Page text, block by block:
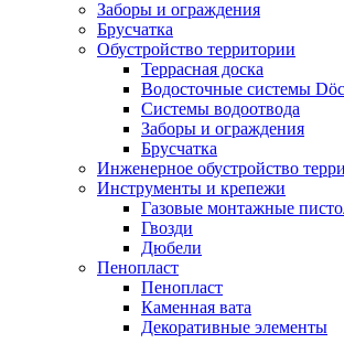
Заборы и ограждения
Брусчатка
Обустройство территории
Террасная доска
Водосточные системы
Системы водоотвода
Заборы и ограждения
Брусчатка
Инженерное обустройство
Инструменты и крепежи
Газовые монтажные
Гвозди
Дюбели
Пенопласт
Пенопласт
Каменная вата
Декоративные элементы